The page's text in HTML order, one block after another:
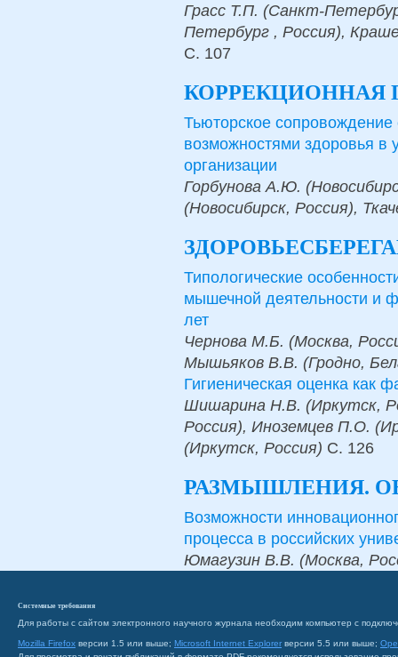
Грасс Т.П. (Cанкт-
Петербург , Россия),
С. 107
КОРРЕКЦИОННАЯ
Тьюторское
возможностями здоровья в
организации
Горбунова А.Ю.
(Новосибирск, Россия),
Типологические
мышечной деятельности и
лет
Чернова М.Б. (Москва,
Мышьяков В.В. (Гродно,
Гигиеническая оценка как
Шишарина Н.В. (Иркутск,
Россия), Иноземцев П.О.
(Иркутск, Россия) С. 126
РАЗМЫШЛЕНИЯ.
Возможности
процесса в российских
Юмагузин В.В. (Москва,
Системные требования
Для работы с сайтом электронного научного журнала необходим компьютер с
Mozilla Firefox версии 1.5 или выше; Microsoft Internet Explorer версии 5.5 или выше;